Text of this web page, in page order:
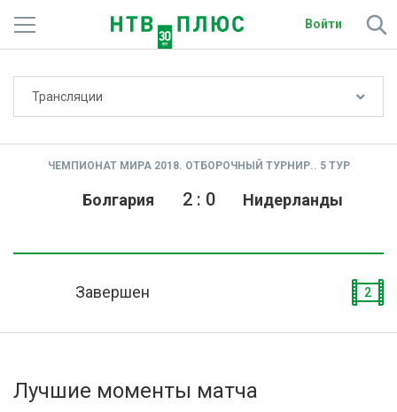
Войти
Активировать промокод
Трансляции
ЧЕМПИОНАТ МИРА 2018. ОТБОРОЧНЫЙ ТУРНИР.. 5 ТУР
Болгария Нидерланды
2: 0
Завершен 2
Лучшие моменты матча